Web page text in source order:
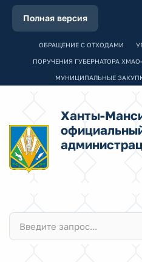
Полная версия
ОБРАЩЕНИЕ С ОТХОДАМИ
ПОРУЧЕНИЯ ГУБЕРНАТОРА
МУНИЦИПАЛЬНЫЕ
Ханты-